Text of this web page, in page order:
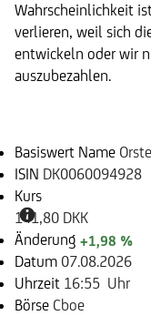
Wahrscheinlichkeit
verlieren, weil sich
entwickeln oder wir
auszubezahlen.
Basiswert Name
ISIN DK0060094928
Kurs
141,80 DKK
Änderung +1,98 %
Datum 07.08.2026
Uhrzeit 16:55 Uhr
Börse Cboe